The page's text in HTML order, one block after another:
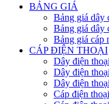
BẢNG GIÁ
Bảng giá dây
Bảng giá dây
Bảng giá cáp
CÁP ĐIỆN THOẠI
Dây điện
Dây điện
Dây điện
Cáp điện